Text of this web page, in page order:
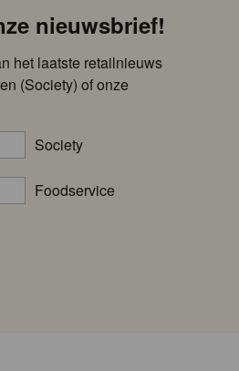
nieuwsbrief!
het laatste retailnieuws
(Society) of onze
Society
Foodservice